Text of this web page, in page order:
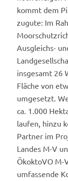
kommt dem
zugute: Im
Ausgleichs-
insgesamt 26
Fläche von
umgesetzt.
ca. 1.000
laufen, hinzu
Partner im
Landes M-V
ÖkoktoVO M-
umfassende